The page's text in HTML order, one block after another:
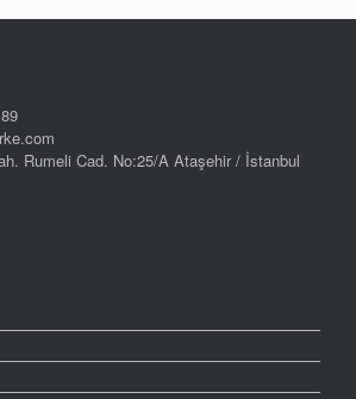
Rumeli Cad. No:25/A Ataşehir / İstanbul